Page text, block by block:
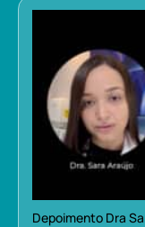
Depoimento Dra